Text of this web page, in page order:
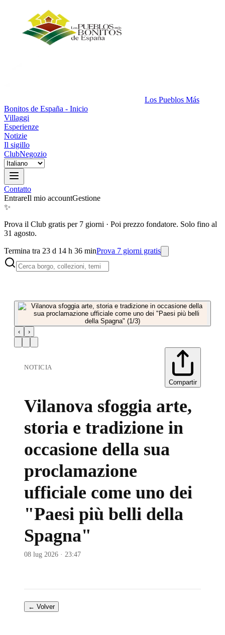
Los Pueblos Más
Bonitos de España - Inicio
Villaggi
Esperienze
Notizie
Il sigillo
ClubNegozio
Contatto
EntrareIl mio accountGestione
✨
Prova il Club gratis per 7 giorni · Poi prezzo fondatore. Solo fino al
31 agosto.
Termina tra 23 d 14 h 36 minProva 7 giorni gratis
‹ ›
NOTICIA
Compartir
Vilanova sfoggia arte,
storia e tradizione in
occasione della sua
proclamazione
ufficiale come uno dei
"Paesi più belli della
Spagna"
08 lug 2026 · 23:47
← Volver